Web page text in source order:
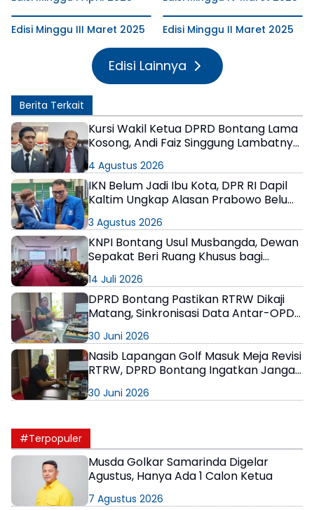
Edisi Minggu III Maret 2025 Edisi Minggu II Maret 2025
Edisi Lainnya
Berita Terkait
Kursi Wakil Ketua DPRD Bontang Lama
Kosong, Andi Faiz Singgung Lambatnya
Sampai 1 Tahun
4 Agustus 2026
IKN Belum Jadi Ibu Kota, DPR RI Dapil
Kaltim Ungkap Alasan Prabowo Belum
3 Agustus 2026
KNPI Bontang Usul Musbangda, Dewan
Sepakat Beri Ruang Khusus bagi
14 Juli 2026
DPRD Bontang Pastikan RTRW Dikaji
Matang, Sinkronisasi Data Antar-OPD
30 Juni 2026
Nasib Lapangan Golf Masuk Meja Revisi
RTRW, DPRD Bontang Ingatkan Jangan
30 Juni 2026
#Terpopuler
Musda Golkar Samarinda Digelar
Agustus, Hanya Ada 1 Calon Ketua
7 Agustus 2026